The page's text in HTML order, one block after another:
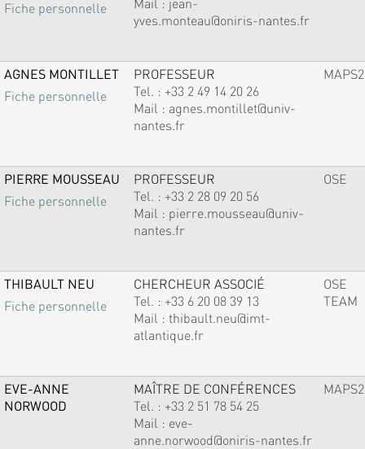
Fiche personnelle
yves.monteau@oniris-nantes.fr
AGNES MONTILLET
Fiche personnelle
PROFESSEUR
Tel. : +33 2 49 14 20 26
Mail : agnes.montillet@univ-
nantes.fr
MAPS2
PIERRE MOUSSEAU
Fiche personnelle
PROFESSEUR
Tel. : +33 2 28 09 20 56
Mail : pierre.mousseau@univ-
nantes.fr
OSE
THIBAULT NEU
Fiche personnelle
CHERCHEUR ASSOCIÉ
Tel. : +33 6 20 08 39 13
Mail : thibault.neu@imt-
atlantique.fr
OSE
TEAM
EVE-ANNE
NORWOOD
MAÎTRE DE CONFÉRENCES
Tel. : +33 2 51 78 54 25
Mail : eve-
anne.norwood@oniris-nantes.fr
MAPS2